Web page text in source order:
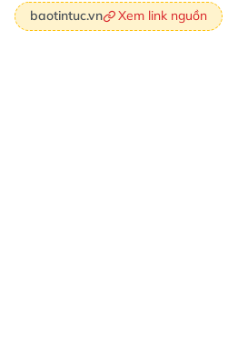
baotintuc.vn Xem link nguồn